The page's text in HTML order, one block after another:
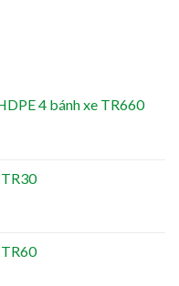
4 bánh xe TR660